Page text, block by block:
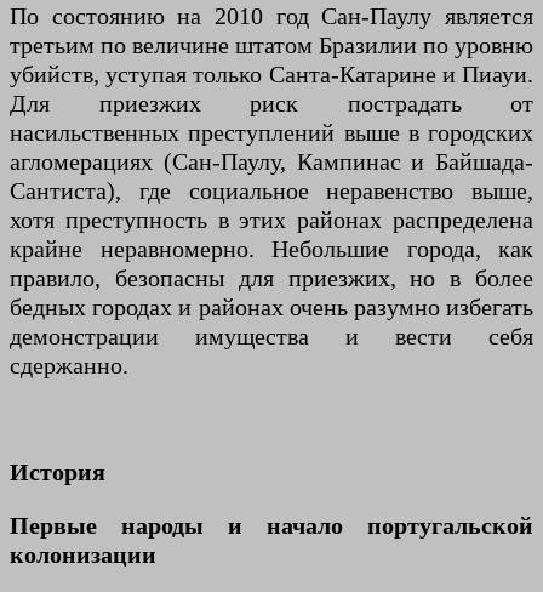
По состоянию на 2010 год Сан-Паулу является
третьим по величине штатом Бразилии по уровню
убийств, уступая только Санта-Катарине и Пиауи.
Для приезжих риск пострадать от
насильственных преступлений выше в городских
агломерациях (Сан-Паулу, Кампинас и Байшада-
Сантиста), где социальное неравенство выше,
хотя преступность в этих районах распределена
крайне неравномерно. Небольшие города, как
правило, безопасны для приезжих, но в более
бедных городах и районах очень разумно избегать
демонстрации имущества и вести себя
сдержанно.
История
Первые народы и начало португальской
колонизации